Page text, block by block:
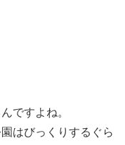
ですよね。
はびっくりするぐら